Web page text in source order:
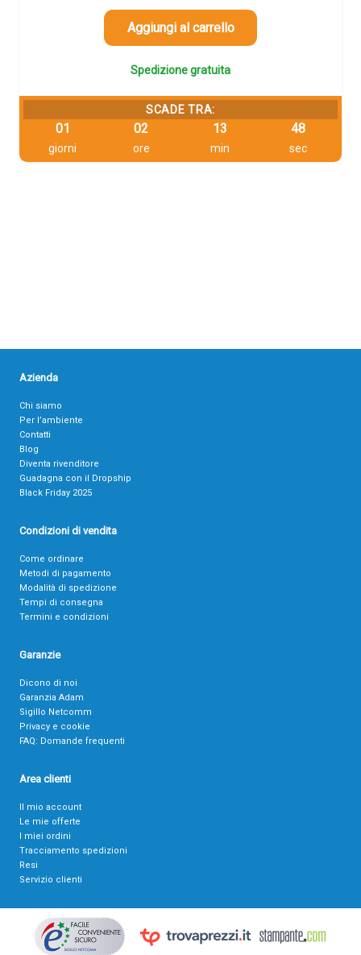
era:
274,70 €.
Aggiungi al carrello
Spedizione gratuita
SCADE TRA:
01
giorni
02
ore
13
min
47
sec
Azienda
Chi siamo
Per l’ambiente
Contatti
Blog
Diventa rivenditore
Guadagna con il Dropship
Black Friday 2025
Condizioni di vendita
Come ordinare
Metodi di pagamento
Modalità di spedizione
Tempi di consegna
Termini e condizioni
Garanzie
Dicono di noi
Garanzia Adam
Sigillo Netcomm
Privacy e cookie
FAQ: Domande frequenti
Area clienti
Il mio account
Le mie offerte
I miei ordini
Tracciamento spedizioni
Resi
Servizio clienti